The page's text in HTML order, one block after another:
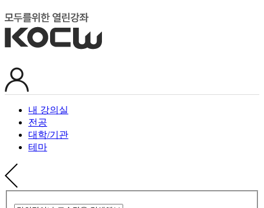
내 강의실
전공
대학/기관
테마